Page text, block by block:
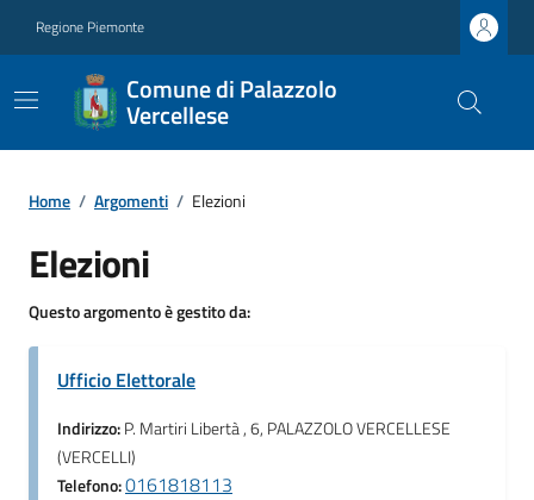
Regione Piemonte
Comune di Palazzolo
Vercellese
Home / Argomenti / Elezioni
Elezioni
Questo argomento è gestito da:
Ufficio Elettorale
Indirizzo:P. Martiri Libertà , 6, PALAZZOLO VERCELLESE
(VERCELLI)
Telefono:0161818113